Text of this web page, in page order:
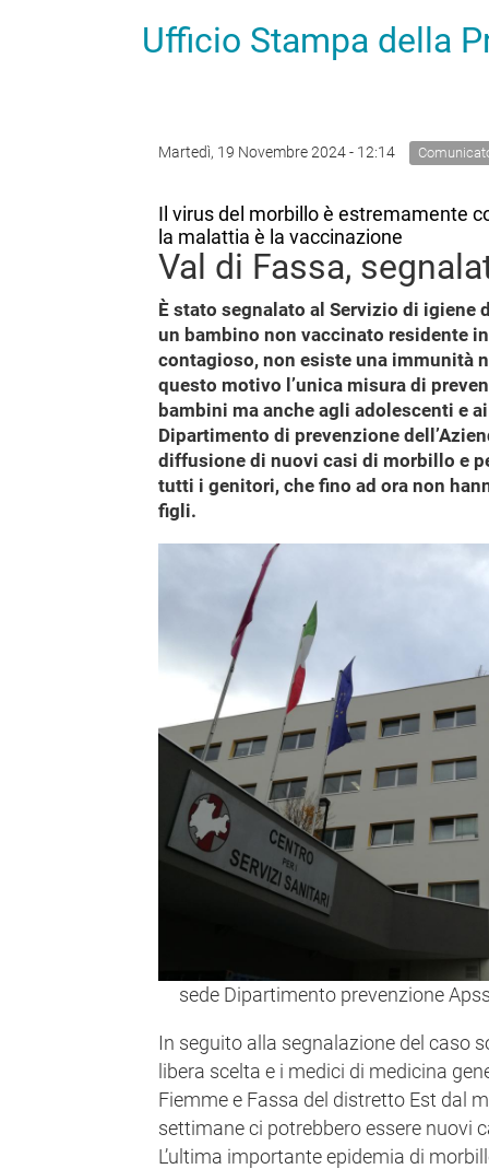
Ufficio Stampa della
Martedì, 19 Novembre 2024 - 12:14
Il virus del morbillo è estremamente
la malattia è la vaccinazione
Val di Fassa,
È stato segnalato al Servizio di
un bambino non vaccinato residente
contagioso, non esiste una immunità
questo motivo l’unica misura di
bambini ma anche agli adolescenti e
Dipartimento di prevenzione
diffusione di nuovi casi di morbillo e
tutti i genitori, che fino ad ora non
figli.
sede Dipartimento prevenzione
In seguito alla segnalazione del caso
libera scelta e i medici di medicina
Fiemme e Fassa del distretto Est dal
settimane ci potrebbero essere nuovi
L’ultima importante epidemia di